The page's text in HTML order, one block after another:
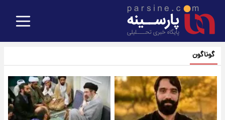
گوناگون